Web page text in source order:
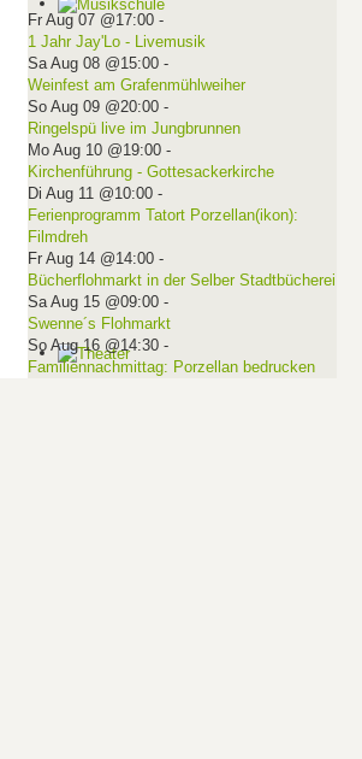
Fr Aug 07 @17:00-
1 Jahr Jay'Lo - Livemusik
Sa Aug 08 @15:00-
Weinfest am Grafenmühlweiher
So Aug 09 @20:00-
Ringelspü live im Jungbrunnen
Mo Aug 10 @19:00-
Kirchenführung - Gottesackerkirche
Di Aug 11 @10:00-
Ferienprogramm Tatort Porzellan(ikon):
Filmdreh
Fr Aug 14 @14:00-
Bücherflohmarkt in der Selber Stadtbücherei
Sa Aug 15 @09:00-
Swenne´s Flohmarkt
So Aug 16 @14:30-
Familiennachmittag: Porzellan bedrucken